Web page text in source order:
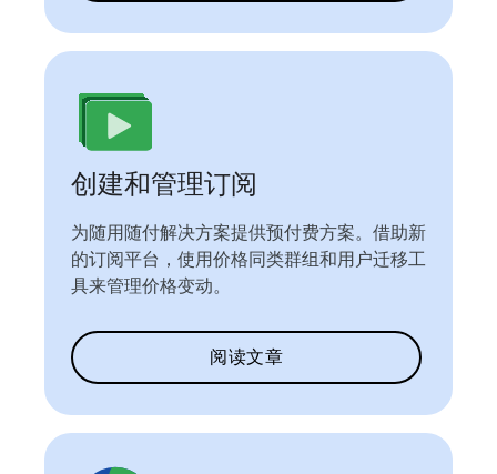
创建和管理订阅
为随用随付解决方案提供预付费方案。借助新
的订阅平台，使用价格同类群组和用户迁移工
具来管理价格变动。
阅读文章